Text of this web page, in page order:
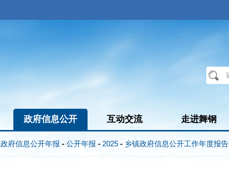
政府信息公开 互动交流 走进舞钢
政府信息公开年报 - 公开年报 - 2025 - 乡镇政府信息公开工作年度报告